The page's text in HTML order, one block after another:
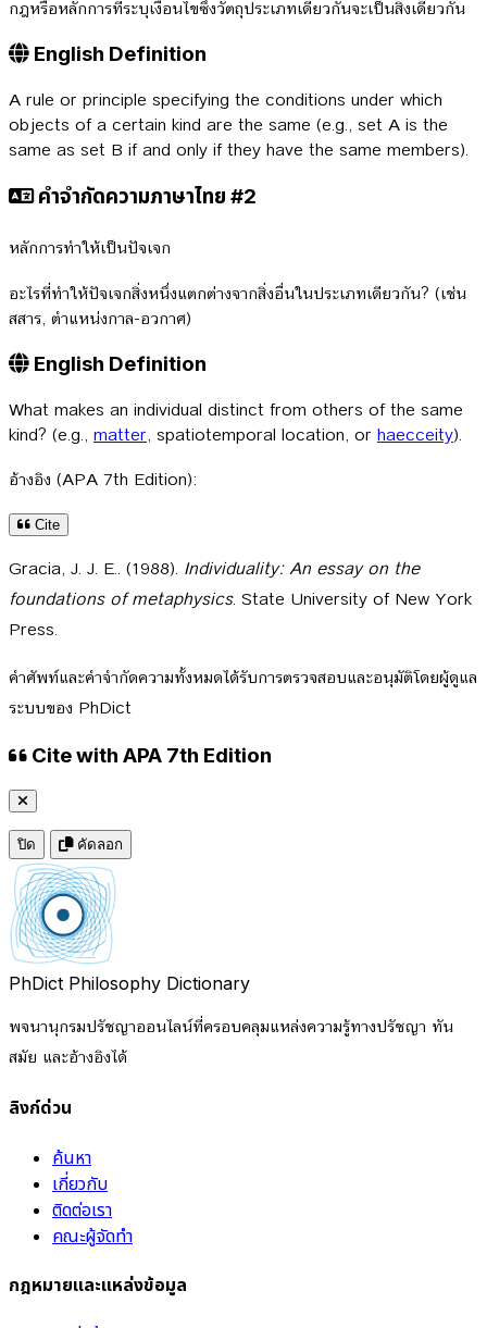
กฎหรือหลักการที่ระบุเงื่อนไขซึ่งวัตถุประเภทเดียวกันจะเป็นสิ่งเดียวกัน
English Definition
A rule or principle specifying the conditions under which
objects of a certain kind are the same (e.g., set A is the
same as set B if and only if they have the same members).
คำจำกัดความภาษาไทย #2
หลักการทำให้เป็นปัจเจก
อะไรที่ทำให้ปัจเจกสิ่งหนึ่งแตกต่างจากสิ่งอื่นในประเภทเดียวกัน? (เช่น
สสาร, ตำแหน่งกาล-อวกาศ)
English Definition
What makes an individual distinct from others of the same
kind? (e.g., matter, spatiotemporal location, or haecceity).
อ้างอิง (APA 7th Edition):
Cite
Gracia, J. J. E.. (1988). Individuality: An essay on the
foundations of metaphysics. State University of New York
Press.
คำศัพท์และคำจำกัดความทั้งหมดได้รับการตรวจสอบและอนุมัติโดยผู้ดูแล
ระบบของ PhDict
Cite with APA 7th Edition
ปิด คัดลอก
PhDict Philosophy Dictionary
พจนานุกรมปรัชญาออนไลน์ที่ครอบคลุมแหล่งความรู้ทางปรัชญา ทัน
สมัย และอ้างอิงได้
ลิงก์ด่วน
ค้นหา
เกี่ยวกับ
ติดต่อเรา
คณะผู้จัดทำ
กฎหมายและแหล่งข้อมูล